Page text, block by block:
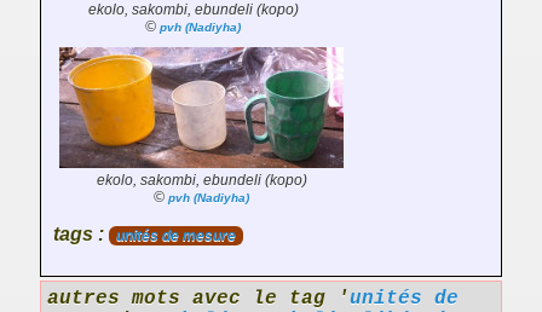
ekolo, sakombi, ebundeli (kopo)
© pvh (Nadiyha)
ekolo, sakombi, ebundeli (kopo)
© pvh (Nadiyha)
tags : unités de mesure
autres mots avec le tag 'unités de